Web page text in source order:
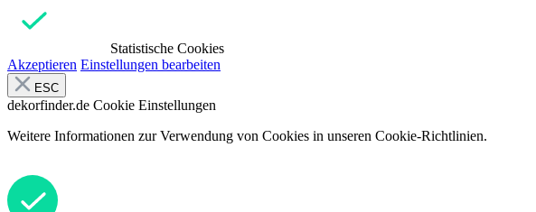
Statistische Cookies
Akzeptieren Einstellungen bearbeiten
ESC
dekorfinder.de Cookie Einstellungen
Weitere Informationen zur Verwendung von Cookies in unseren Cookie-Richtlinien.